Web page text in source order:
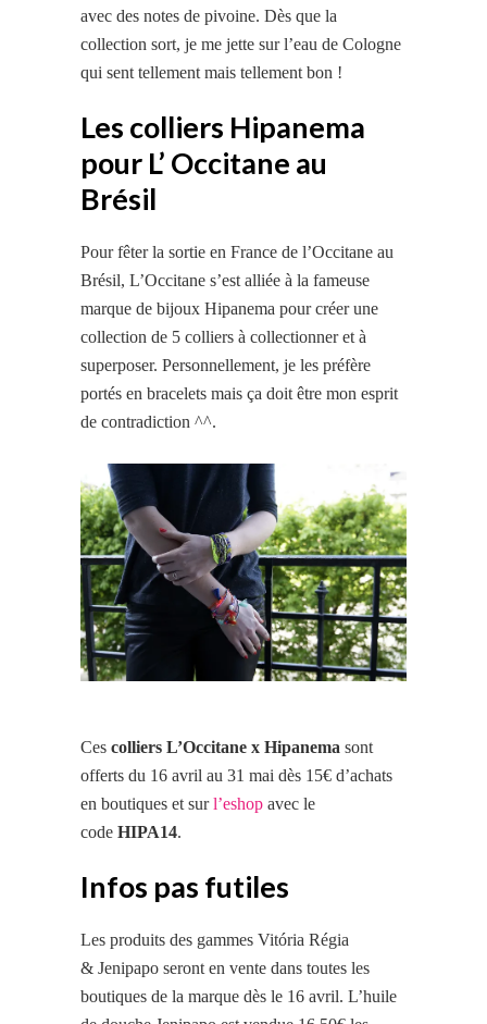
avec des notes de pivoine. Dès que la
collection sort, je me jette sur l’eau de Cologne
qui sent tellement mais tellement bon !
Les colliers Hipanema
pour L’ Occitane au
Brésil
Pour fêter la sortie en France de l’Occitane au
Brésil, L’Occitane s’est alliée à la fameuse
marque de bijoux Hipanema pour créer une
collection de 5 colliers à collectionner et à
superposer. Personnellement, je les préfère
portés en bracelets mais ça doit être mon esprit
de contradiction ^^.
Ces colliers L’Occitane x Hipanema sont
offerts du 16 avril au 31 mai dès 15€ d’achats
en boutiques et surl’eshop avec le
code HIPA14.
Infos pas futiles
Les produits des gammes Vitória Régia
& Jenipapo seront en vente dans toutes les
boutiques de la marque dès le 16 avril. L’huile